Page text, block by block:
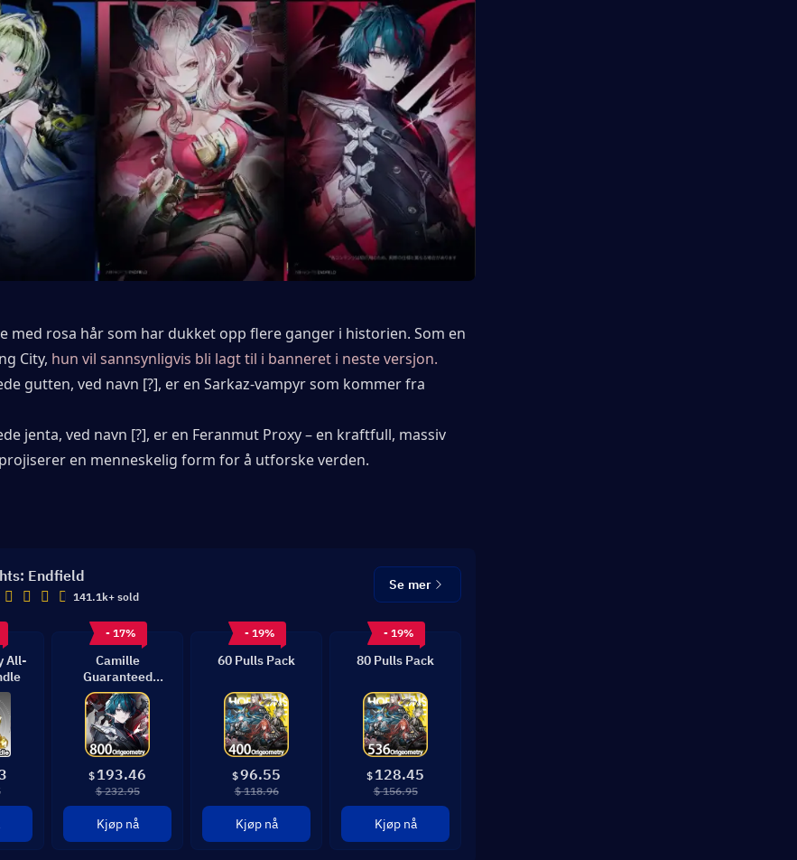
med rosa hår som har dukket opp flere ganger i historien. Som en
City, hun vil sannsynligvis bli lagt til i banneret i neste versjon.
gutten, ved navn [?], er en Sarkaz-vampyr som kommer fra
jenta, ved navn [?], er en Feranmut Proxy – en kraftfull, massiv
en menneskelig form for å utforske verden.
Endfield
141.1k+ sold
Se mer
All-
- 17%
Camille
Guaranteed
Bundle
$ 193.46
$ 232.95
Kjøp nå
- 19%
60 Pulls Pack
$96.55
$ 118.96
Kjøp nå
- 19%
80 Pulls Pack
$ 128.45
$ 156.95
Kjøp nå